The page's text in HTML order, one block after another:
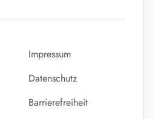
Impressum
Datenschutz
Barrierefreiheit